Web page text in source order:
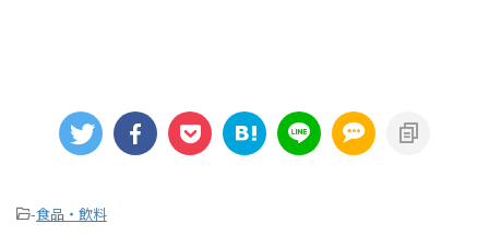
-食品・飲料